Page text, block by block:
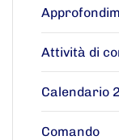
Attività di
Calendario
Comando